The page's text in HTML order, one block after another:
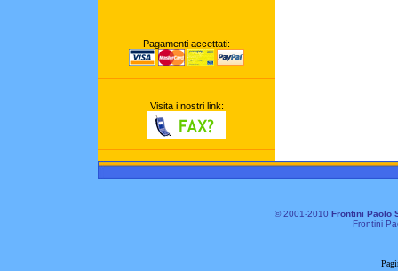
Pagamenti accettati:
Visita i nostri link:
© 2001-2010 Frontini Paolo
Frontini